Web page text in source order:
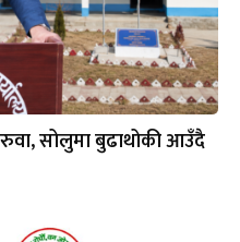
सोलुमा बुढाथोकी आउँदै